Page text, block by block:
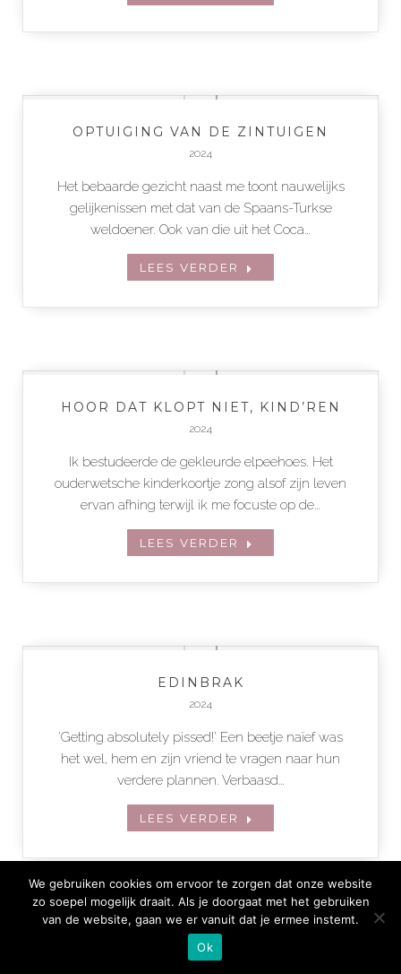
OPTUIGING VAN DE ZINTUIGEN
2024
Het bebaarde gezicht naast me toont nauwelijks
gelijkenissen met dat van de Spaans-Turkse
weldoener. Ook van die uit het Coca…
LEES VERDER
HOOR DAT KLOPT NIET, KIND’REN
2024
Ik bestudeerde de gekleurde elpeehoes. Het
ouderwetsche kinderkoortje zong alsof zijn leven
ervan afhing terwijl ik me focuste op de…
LEES VERDER
EDINBRAK
2024
‘Getting absolutely pissed!’ Een beetje naïef was
het wel, hem en zijn vriend te vragen naar hun
verdere plannen. Verbaasd…
LEES VERDER
OP DE RAILS
We gebruiken cookies om ervoor te zorgen dat onze website
zo soepel mogelijk draait. Als je doorgaat met het gebruiken
van de website, gaan we er vanuit dat je ermee instemt.
Ok